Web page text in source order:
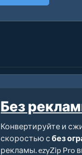
Без
Конвертируйте и
скоростью сбез
рекламы. ezyZip Pro